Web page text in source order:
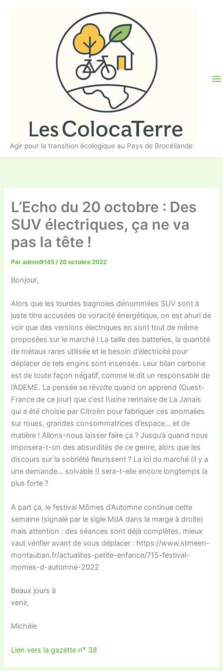
Agir pour la transition écologique au Pays de Brocéliande
L’Echo du 20 octobre : Des
SUV électriques, ça ne va
pas la tête !
Paradmin9145/20 octobre 2022
Bonjour,
Alors que les lourdes bagnoles dénommées SUV sont à
juste titre accusées de voracité énergétique, on est ahuri de
voir que des versions électriques en sont tout de même
proposées sur le marché ! La taille des batteries, la quantité
de métaux rares utilisée et le besoin d’électricité pour
déplacer de tels engins sont insensés. Leur bilan carbone
est de toute façon négatif, comme le dit un responsable de
l’ADEME. La pensée se révolte quand on apprend (Ouest-
France de ce jour) que c’est l’usine rennaise de La Janais
qui a été choisie par Citroën pour fabriquer ces anomalies
sur roues, grandes consommatrices d’espace… et de
matière ! Allons-nous laisser faire ça ? Jusqu’à quand nous
imposera-t-on des absurdités de ce genre, alors que les
discours sur la sobriété fleurissent ? La loi du marché (il y a
une demande… solvable !) sera-t-elle encore longtemps la
plus forte ?
A part ça, le festival Mômes d’Automne continue cette
semaine (signalé par le sigle MdA dans la marge à droite)
mais attention : des séances sont déjà complètes, mieux
vaut vérifier avant de vous déplacer : https://www.stmeen-
montauban.fr/actualites-petite-enfance/715-festival-
momes-d-automne-2022
Beaux jours à
venir,
Michèle
Lien vers la gazette n° 38